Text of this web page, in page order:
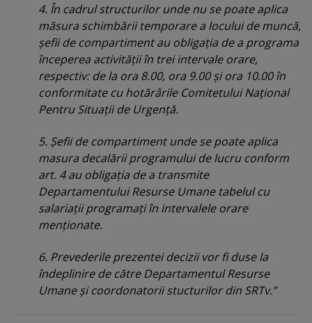
4. În cadrul structurilor unde nu se poate aplica
măsura schimbării temporare a locului de muncă,
şefii de compartiment au obligaţia de a programa
începerea activităţii în trei intervale orare,
respectiv: de la ora 8.00, ora 9.00 şi ora 10.00 în
conformitate cu hotărârile Comitetului Naţional
Pentru Situaţii de Urgenţă.
5. Şefii de compartiment unde se poate aplica
masura decalării programului de lucru conform
art. 4 au obligaţia de a transmite
Departamentului Resurse Umane tabelul cu
salariaţii programaţi în intervalele orare
menţionate.
6. Prevederile prezentei decizii vor fi duse la
îndeplinire de către Departamentul Resurse
Umane şi coordonatorii stucturilor din SRTv.”